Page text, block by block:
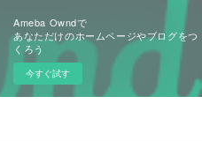
Ameba Owndで
あなただけのホームページやブログをつ
くろう
今すぐ試す